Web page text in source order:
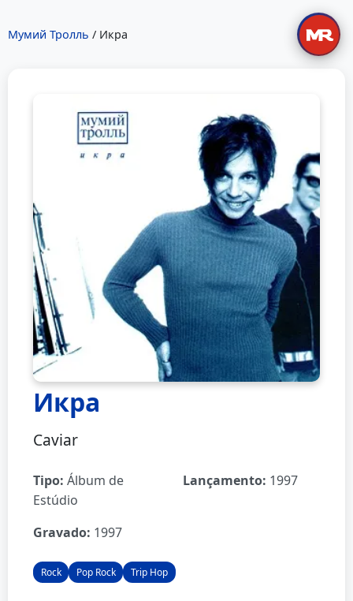
Мумий Тролль / Икра
Икра
Caviar
Tipo: Álbum de
Estúdio
Lançamento: 1997
Gravado: 1997
Rock Pop Rock Trip Hop